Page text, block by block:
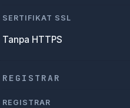
SERTIFIKAT SSL
Tanpa HTTPS
REGISTRAR
REGISTRAR